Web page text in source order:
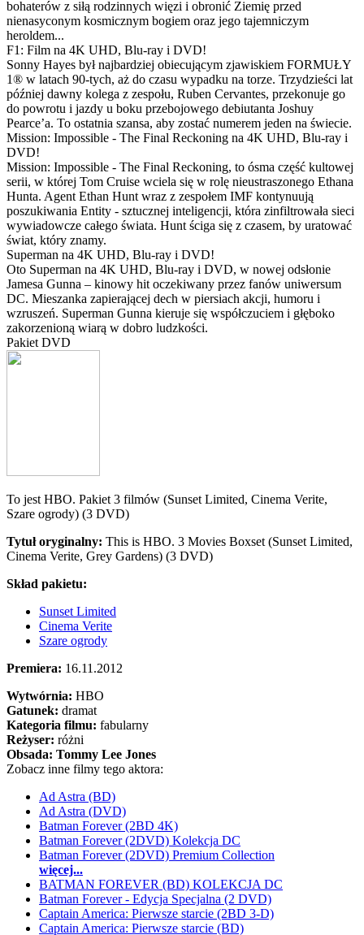
bohaterów z siłą rodzinnych więzi i obronić Ziemię przed
nienasyconym kosmicznym bogiem oraz jego tajemniczym
heroldem...
F1: Film na 4K UHD, Blu-ray i DVD!
Sonny Hayes był najbardziej obiecującym zjawiskiem FORMUŁY
1® w latach 90-tych, aż do czasu wypadku na torze. Trzydzieści lat
później dawny kolega z zespołu, Ruben Cervantes, przekonuje go
do powrotu i jazdy u boku przebojowego debiutanta Joshuy
Pearce’a. To ostatnia szansa, aby zostać numerem jeden na świecie.
Mission: Impossible - The Final Reckoning na 4K UHD, Blu-ray i
DVD!
Mission: Impossible - The Final Reckoning, to ósma część kultowej
serii, w której Tom Cruise wciela się w rolę nieustraszonego Ethana
Hunta. Agent Ethan Hunt wraz z zespołem IMF kontynuują
poszukiwania Entity - sztucznej inteligencji, która zinfiltrowała sieci
wywiadowcze całego świata. Hunt ściga się z czasem, by uratować
świat, który znamy.
Superman na 4K UHD, Blu-ray i DVD!
Oto Superman na 4K UHD, Blu-ray i DVD, w nowej odsłonie
Jamesa Gunna – kinowy hit oczekiwany przez fanów uniwersum
DC. Mieszanka zapierającej dech w piersiach akcji, humoru i
wzruszeń. Superman Gunna kieruje się współczuciem i głęboko
zakorzenioną wiarą w dobro ludzkości.
Pakiet DVD
To jest HBO. Pakiet 3 filmów (Sunset Limited, Cinema Verite,
Szare ogrody) (3 DVD)
Tytuł oryginalny: This is HBO. 3 Movies Boxset (Sunset Limited,
Cinema Verite, Grey Gardens) (3 DVD)
Skład pakietu:
Sunset Limited
Cinema Verite
Szare ogrody
Premiera: 16.11.2012
Wytwórnia: HBO
Gatunek: dramat
Kategoria filmu: fabularny
Reżyser: różni
Obsada: Tommy Lee Jones
Zobacz inne filmy tego aktora:
Ad Astra (BD)
Ad Astra (DVD)
Batman Forever (2BD 4K)
Batman Forever (2DVD) Kolekcja DC
Batman Forever (2DVD) Premium Collection
więcej...
BATMAN FOREVER (BD) KOLEKCJA DC
Batman Forever - Edycja Specjalna (2 DVD)
Captain America: Pierwsze starcie (2BD 3-D)
Captain America: Pierwsze starcie (BD)